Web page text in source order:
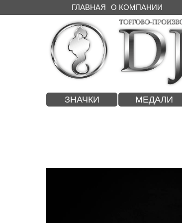
ГЛАВНАЯ О КОМПАНИИ
ЗНАЧКИ МЕДАЛИ